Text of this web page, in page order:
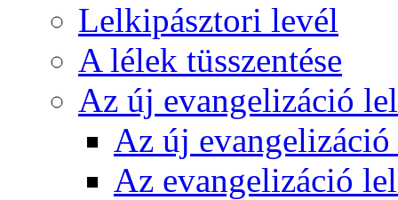
Lelkipásztori levél
A lélek tüsszentése
Az új evangelizáció
Az új
Az evangelizáció